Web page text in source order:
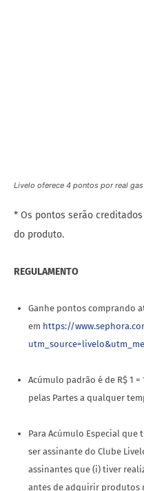
Livelo oferece 4 pontos por real
* Os pontos serão
do produto.
REGULAMENTO
Ganhe pontos comprando
em https://
Acúmulo padrão é de R$ 1
pelas Partes a qualquer
Para Acúmulo Especial
ser assinante do Clube
assinantes que (i) tiver
antes de adquirir produtos